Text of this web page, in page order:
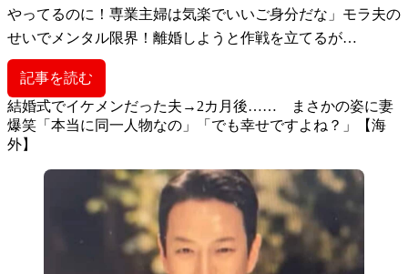
やってるのに！専業主婦は気楽でいいご身分だな」モラ夫の
せいでメンタル限界！離婚しようと作戦を立てるが…
記事を読む
結婚式でイケメンだった夫→2カ月後…… まさかの姿に妻
爆笑「本当に同一人物なの」「でも幸せですよね？」【海
外】